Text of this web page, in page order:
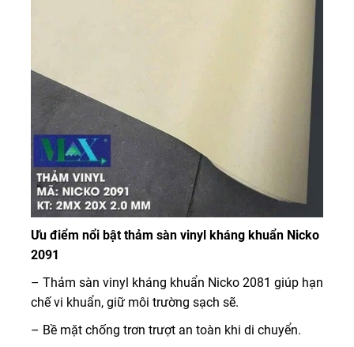
Ưu điểm nổi bật thảm sàn vinyl kháng khuẩn Nicko
2091
– Thảm sàn vinyl kháng khuẩn Nicko 2081 giúp hạn
chế vi khuẩn, giữ môi trường sạch sẽ.
– Bề mặt chống trơn trượt an toàn khi di chuyển.